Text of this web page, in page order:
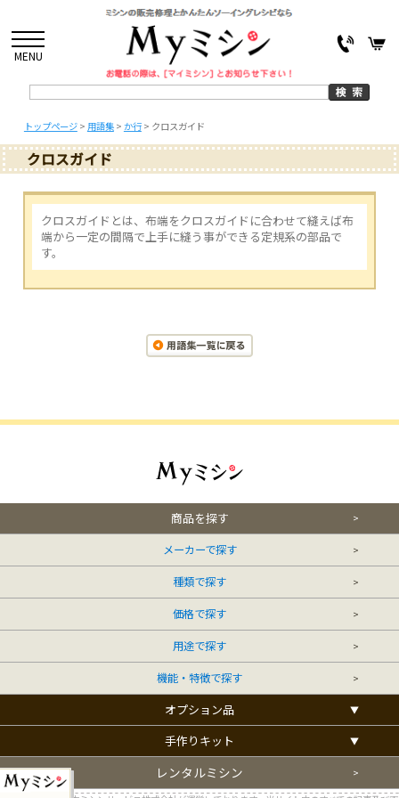
MENU
トップページ> 用語集> か行> クロスガイド
クロスガイド
クロスガイドとは、布端をクロスガイドに合わせて縫えば布
端から一定の間隔で上手に縫う事ができる定規系の部品で
す。
商品を探す
メーカーで探す
種類で探す
価格で探す
用途で探す
機能・特徴で探す
オプション品
手作りキット
レンタルミシン